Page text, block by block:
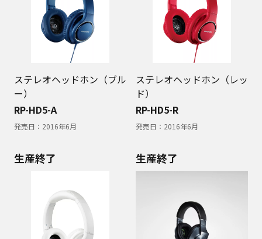
ステレオヘッドホン（ブル
ー）
RP-HD5-A
発売日： 2016年6月
ステレオヘッドホン（レッ
ド）
RP-HD5-R
発売日： 2016年6月
生産終了 生産終了